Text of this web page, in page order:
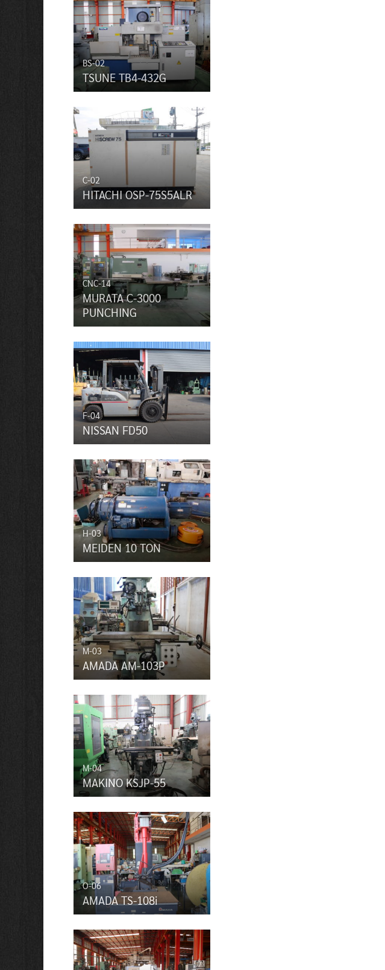
BS-02
TSUNE TB4-432G
C-02
HITACHI OSP-75S5ALR
CNC-14
MURATA C-3000
PUNCHING
F-04
NISSAN FD50
H-03
MEIDEN 10 TON
M-03
AMADA AM-103P
M-04
MAKINO KSJP-55
O-06
AMADA TS-108i